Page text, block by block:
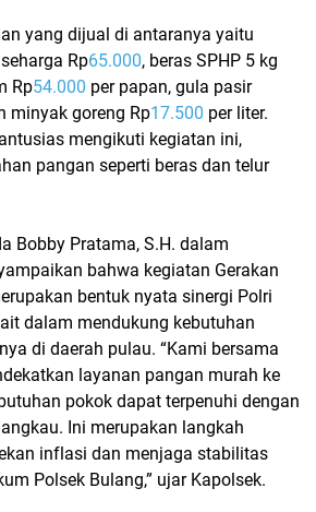
yang dijual di antaranya yaitu
Rp65.000, beras SPHP 5 kg
Rp54.000 per papan, gula pasir
minyak goreng Rp17.500 per liter.
mengikuti kegiatan ini,
pangan seperti beras dan telur
Bobby Pratama, S.H. dalam
bahwa kegiatan Gerakan
bentuk nyata sinergi Polri
dalam mendukung kebutuhan
di daerah pulau. “Kami bersama
layanan pangan murah ke
pokok dapat terpenuhi dengan
Ini merupakan langkah
inflasi dan menjaga stabilitas
Polsek Bulang,” ujar Kapolsek.